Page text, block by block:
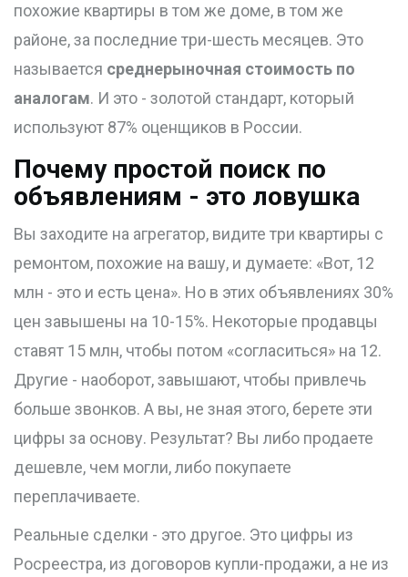
похожие квартиры в том же доме, в том же
районе, за последние три-шесть месяцев. Это
называется среднерыночная стоимость по
аналогам. И это - золотой стандарт, который
используют 87% оценщиков в России.
Почему простой поиск по
объявлениям - это ловушка
Вы заходите на агрегатор, видите три квартиры с
ремонтом, похожие на вашу, и думаете: «Вот, 12
млн - это и есть цена». Но в этих объявлениях 30%
цен завышены на 10-15%. Некоторые продавцы
ставят 15 млн, чтобы потом «согласиться» на 12.
Другие - наоборот, завышают, чтобы привлечь
больше звонков. А вы, не зная этого, берете эти
цифры за основу. Результат? Вы либо продаете
дешевле, чем могли, либо покупаете
переплачиваете.
Реальные сделки - это другое. Это цифры из
Росреестра, из договоров купли-продажи, а не из